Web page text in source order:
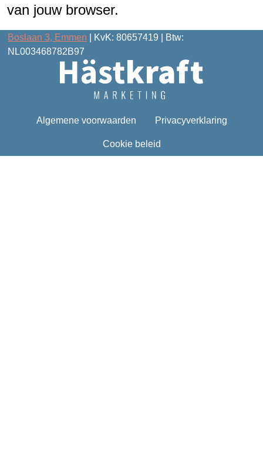
van jouw browser.
Boslaan 3, Emmen | KvK: 80657419 | Btw:
NL003468782B97
Algemene voorwaarden Privacyverklaring
Cookie beleid